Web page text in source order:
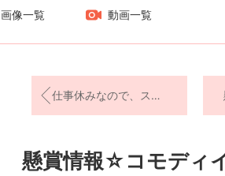
画像一覧 動画一覧
仕事休みなので、スーパー巡り…いえ、できませんでした
懸賞情報☆コモディ